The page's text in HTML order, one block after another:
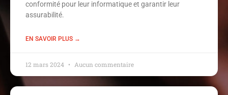
conformité pour leur informatique et garantir leur
assurabilité.
EN SAVOIR PLUS →
12 mars 2024 Aucun commentaire